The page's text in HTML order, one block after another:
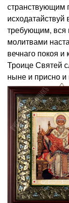
странствующим
требующим, вся
молитвами
вечнаго покоя
Троице Святей
ныне и присно и